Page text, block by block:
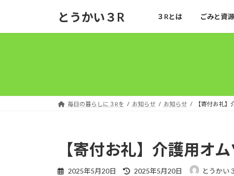
とうかい３R ３Rとは ごみと資
毎日の暮らしに３Rを お知らせ お知らせ 【寄付お礼】
【寄付お礼】介護用オ
2025年5月20日
最
2025年5月20日 とうかい